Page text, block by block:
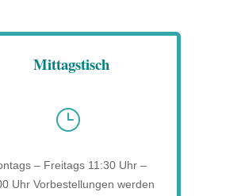
Mittagstisch
}
– Freitags 11:30 Uhr –
Uhr Vorbestellungen werden